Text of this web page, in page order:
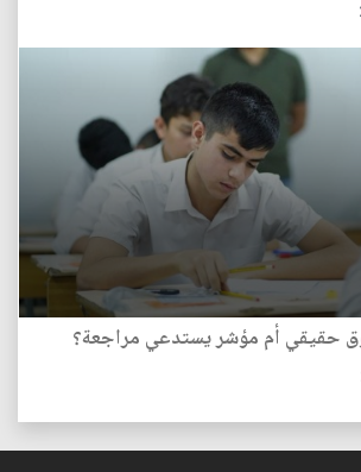
حقيقي أم مؤشر يستدعي مراجعة؟